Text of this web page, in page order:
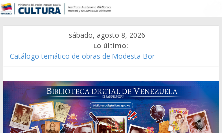
sábado, agosto 8, 2026
Lo último:
Catálogo temático de obras de Modesta Bor
Una Parálisis [material gráfico]
Modesta Bor Sánchez [material gráfico]
Gaceta Oficial de la República de Venezuela año CXXXIII Mes V,
Caracas 09 de marzo de 2006 N° 38.394